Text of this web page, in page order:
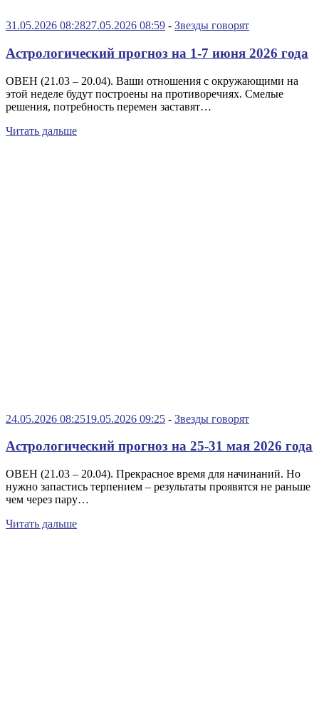
31.05.2026 08:2827.05.2026 08:59 - Звезды говорят
Астрологический прогноз на 1-7 июня 2026 года
ОВЕН (21.03 – 20.04). Ваши отношения с окружающими на
этой неделе будут построены на противоречиях. Смелые
решения, потребность перемен заставят…
Читать дальше
24.05.2026 08:2519.05.2026 09:25 - Звезды говорят
Астрологический прогноз на 25-31 мая 2026 года
ОВЕН (21.03 – 20.04). Прекрасное время для начинаний. Но
нужно запастись терпением – результаты проявятся не раньше
чем через пару…
Читать дальше